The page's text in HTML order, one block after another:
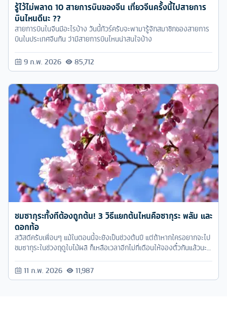
รู้ไว้ไม่พลาด 10 สายการบินของจีน เที่ยวจีนครั้งนี้ไปสายการ
บินไหนดีนะ ??
สายการบินในจีนมีอะไรบ้าง วันนี้ทัวร์ครับจะพามารู้จักสมาชิกของสายการ
บินในประเทศจีนกัน ว่ามีสายการบินไหนน่าสนใจบ้าง
9 ก.พ. 2026 85,712
ชมซากุระทั้งทีต้องถูกต้น! 3 วิธีแยกต้นไหนคือซากุระ พลัม และ
ดอกท้อ
สวัสดีครับเพื่อนๆ แม้ในตอนนี้จะยังเป็นช่วงต้นปี แต่ถ้าหากใครอยากจะไป
ชมซากุระในช่วงฤดูใบไม้ผลิ ก็เหลือเวลาอีกไม่กี่เดือนให้จองตั๋วกันแล้วนะ
11 ก.พ. 2026 11,987